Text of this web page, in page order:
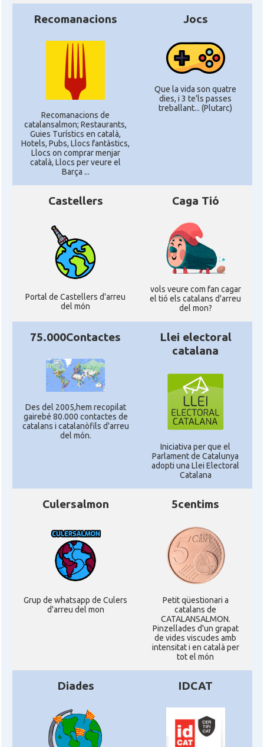
Recomanacions
Recomanacions de
catalansalmon; Restaurants,
Guies Turístics en català,
Hotels, Pubs, Llocs fantàstics,
Llocs on comprar menjar
català, Llocs per veure el
Barça ...
Jocs
Que la vida son quatre
dies, i 3 te'ls passes
treballant... (Plutarc)
Castellers
Portal de Castellers d'arreu
del món
Caga Tió
vols veure com fan cagar
el tió els catalans d'arreu
del mon?
75.000Contactes
Des del 2005,hem recopilat
gairebé 80.000 contactes de
catalans i catalanòfils d'arreu
del món.
Llei electoral
catalana
Iniciativa per que el
Parlament de Catalunya
adopti una Llei Electoral
Catalana
Culersalmon
Grup de whatsapp de Culers
d'arreu del mon
5centims
Petit qüestionari a
catalans de
CATALANSALMON.
Pinzellades d'un grapat
de vides viscudes amb
intensitat i en català per
tot el món
Diades IDCAT